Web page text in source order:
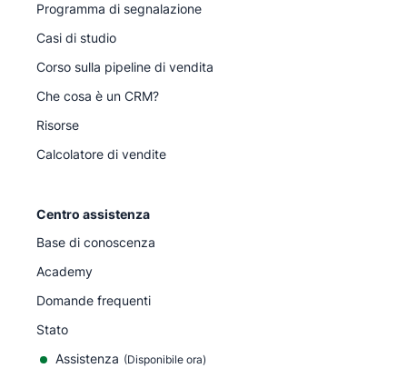
Programma di segnalazione
Casi di studio
Corso sulla pipeline di vendita
Che cosa è un CRM?
Risorse
Calcolatore di vendite
Centro assistenza
Base di conoscenza
Academy
Domande frequenti
Stato
Assistenza (Disponibile ora)